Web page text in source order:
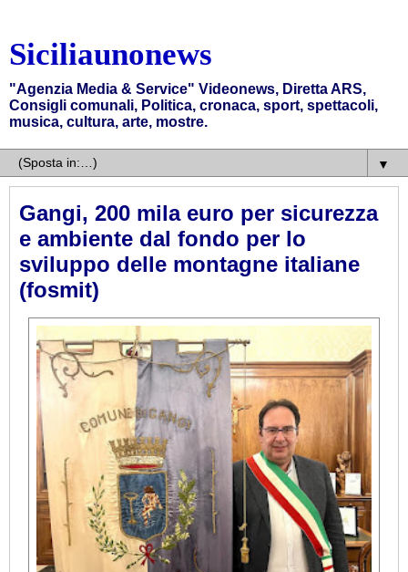
Siciliaunonews
"Agenzia Media & Service" Videonews, Diretta ARS,
Consigli comunali, Politica, cronaca, sport, spettacoli,
musica, cultura, arte, mostre.
▼
Gangi, 200 mila euro per sicurezza
e ambiente dal fondo per lo
sviluppo delle montagne italiane
(fosmit)